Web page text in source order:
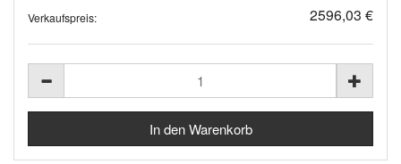
Verkaufspreis: 2596,03 €